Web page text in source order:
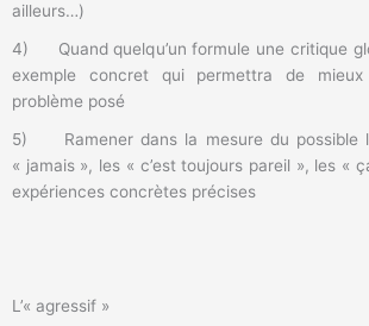
ailleurs…)
4) Quand quelqu’un formule une critique
exemple concret qui permettra de
problème posé
5) Ramener dans la mesure du possible
« jamais », les « c’est toujours pareil », les «
expériences concrètes précises
L’« agressif »